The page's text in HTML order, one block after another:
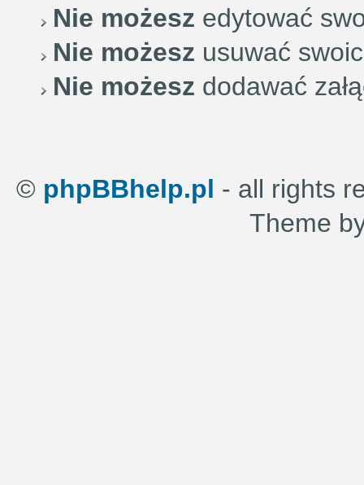
Nie możesz edytować
Nie możesz usuwać
Nie możesz dodawać
© phpBBhelp.pl - all rights
Theme